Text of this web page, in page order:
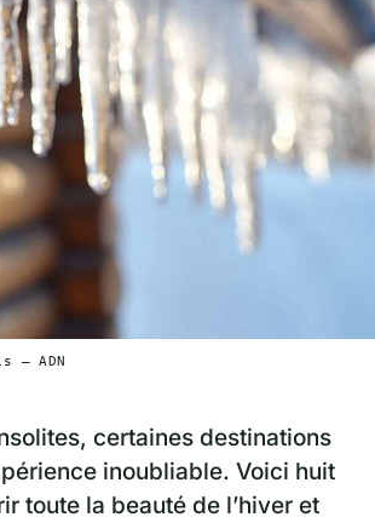
— ADN
certaines destinations
inoubliable. Voici huit
toute la beauté de l’hiver et